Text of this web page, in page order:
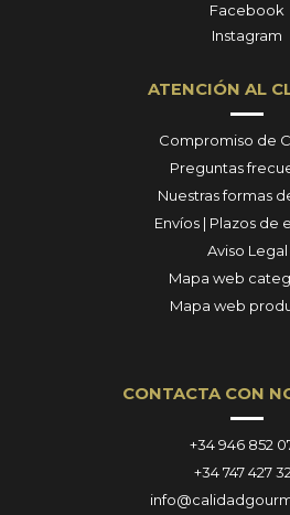
Facebook
Instagram
ATENCIÓN AL
Compromiso de
Preguntas
Nuestras formas
Envíos | Plazos de
Aviso Legal
Mapa web
Mapa web
CONTACTA CON
+34 946 852
+34 747 427